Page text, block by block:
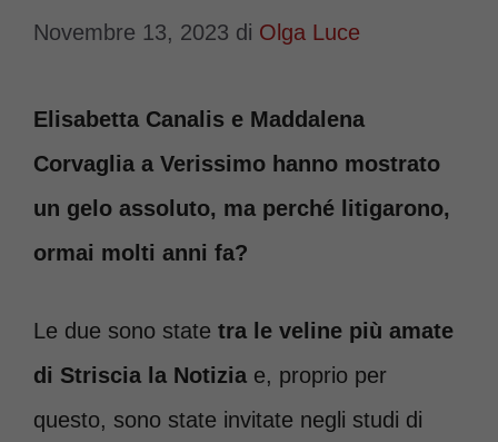
Novembre 13, 2023 di Olga Luce
Elisabetta Canalis e Maddalena
Corvaglia a Verissimo hanno mostrato
un gelo assoluto, ma perché litigarono,
ormai molti anni fa?
Le due sono state tra le veline più amate
di Striscia la Notizia e, proprio per
questo, sono state invitate negli studi di